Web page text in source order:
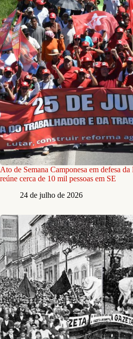
Ato de Semana Camponesa em defesa
reúne cerca de 10 mil pessoas em SE
24 de julho de 2026